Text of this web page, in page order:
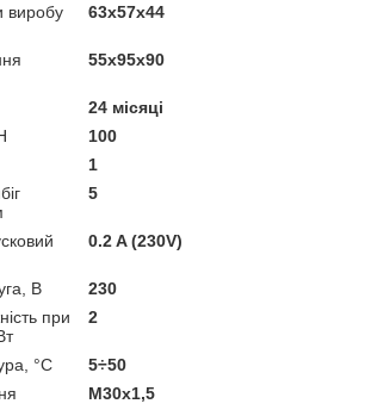
виробу
63х57х44
55х95х90
24 місяці
100
1
5
0.2 A (230V)
В
230
при
2
°C
5÷50
М30x1,5